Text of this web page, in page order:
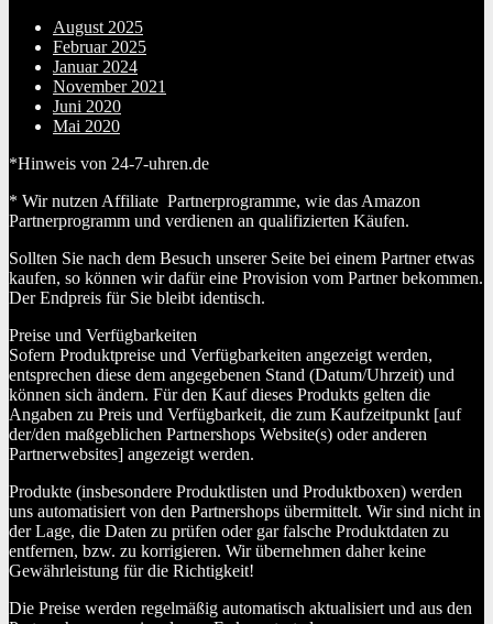
August 2025
Februar 2025
Januar 2024
November 2021
Juni 2020
Mai 2020
*Hinweis von 24-7-uhren.de
* Wir nutzen Affiliate Partnerprogramme, wie das Amazon
Partnerprogramm und verdienen an qualifizierten Käufen.
Sollten Sie nach dem Besuch unserer Seite bei einem Partner etwas
kaufen, so können wir dafür eine Provision vom Partner bekommen.
Der Endpreis für Sie bleibt identisch.
Preise und Verfügbarkeiten
Sofern Produktpreise und Verfügbarkeiten angezeigt werden,
entsprechen diese dem angegebenen Stand (Datum/Uhrzeit) und
können sich ändern. Für den Kauf dieses Produkts gelten die
Angaben zu Preis und Verfügbarkeit, die zum Kaufzeitpunkt [auf
der/den maßgeblichen Partnershops Website(s) oder anderen
Partnerwebsites] angezeigt werden.
Produkte (insbesondere Produktlisten und Produktboxen) werden
uns automatisiert von den Partnershops übermittelt. Wir sind nicht in
der Lage, die Daten zu prüfen oder gar falsche Produktdaten zu
entfernen, bzw. zu korrigieren. Wir übernehmen daher keine
Gewährleistung für die Richtigkeit!
Die Preise werden regelmäßig automatisch aktualisiert und aus den